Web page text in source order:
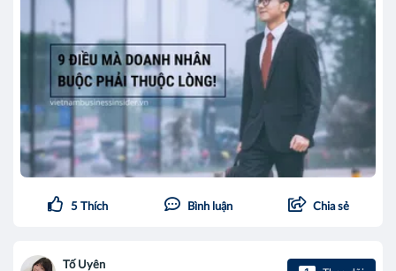
5 Thích Bình luận Chia sẻ
Tố Uyên